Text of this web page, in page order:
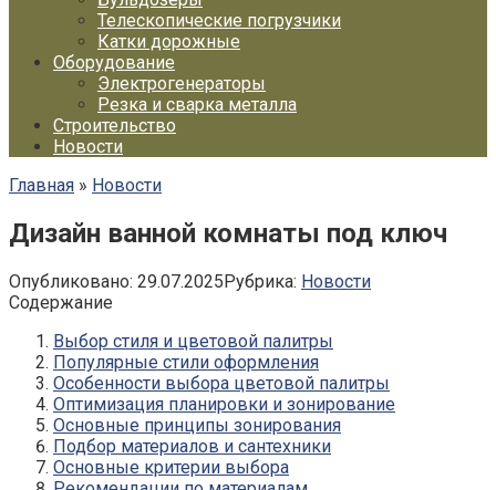
Телескопические погрузчики
Катки дорожные
Оборудование
Электрогенераторы
Резка и сварка металла
Строительство
Новости
Главная » Новости
Дизайн ванной комнаты под ключ
Опубликовано: 29.07.2025Рубрика: Новости
Содержание
Выбор стиля и цветовой палитры
Популярные стили оформления
Особенности выбора цветовой палитры
Оптимизация планировки и зонирование
Основные принципы зонирования
Подбор материалов и сантехники
Основные критерии выбора